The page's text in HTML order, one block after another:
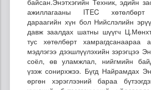
ажиллагааны ITEC хөтөлбөрт
дараагийн хүн бол Нийслэлийн
давж заалдах шатны шүүгч
тус хөтөлбөрт хамрагдсанаараа
мэдлэгээ дээшлүүлэхийн зэрэгцээ
соёл, өв уламжлал, нийгмийн
үзэж сонирхжээ. Бүгд Найрамдах
өргөн хэрэглээний бараа